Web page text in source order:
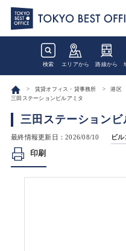
検索 エリアから 路線から
賃貸オフィス・貸事務所 港区
三田ステーションビルアミタ
三田ステーション
最終情報更新日：2026/08/10 ビル
印刷